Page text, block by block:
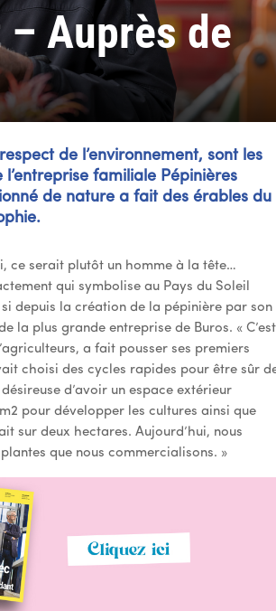
Auprès de
de l’environnement, sont les
familiale Pépinières
de nature a fait des érables du
ce serait plutôt un homme à la tête…
qui symbolise au Pays du Soleil
depuis la création de la pépinière par son
la plus grande entreprise de Buros. « C’est
a fait pousser ses premiers
choisi des cycles rapides pour être sûr
d’avoir un espace extérieur
pour développer les cultures ainsi que
sur deux hectares. Aujourd’hui, nous
que nous commercialisons. »